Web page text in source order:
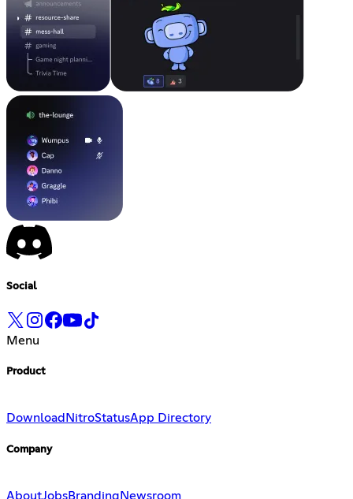
Social
Menu
Product
Download NitroStatusApp Directory
Company
AboutJobsBranding Newsroom